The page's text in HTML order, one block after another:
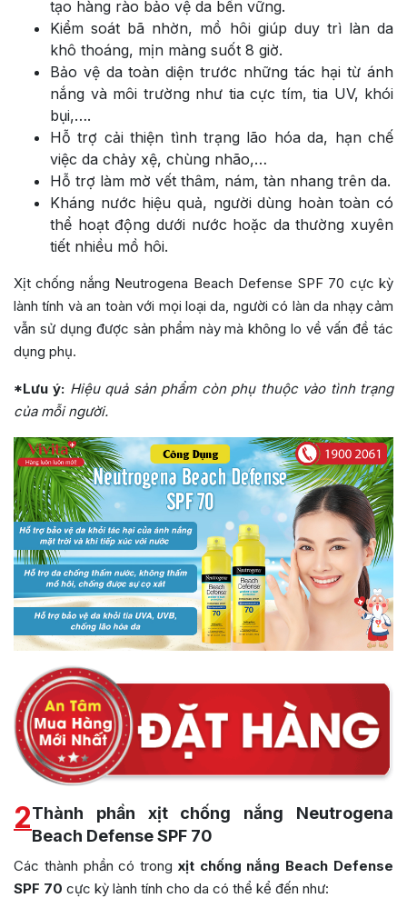
tạo hàng rào bảo vệ da bền vững.
Kiểm soát bã nhờn, mồ hôi giúp duy trì làn da
khô thoáng, mịn màng suốt 8 giờ.
Bảo vệ da toàn diện trước những tác hại từ ánh
nắng và môi trường như tia cực tím, tia UV, khói
bụi,….
Hỗ trợ cải thiện tình trạng lão hóa da, hạn chế
việc da chảy xệ, chùng nhão,…
Hỗ trợ làm mờ vết thâm, nám, tàn nhang trên da.
Kháng nước hiệu quả, người dùng hoàn toàn có
thể hoạt động dưới nước hoặc da thường xuyên
tiết nhiều mồ hôi.
Xịt chống nắng Neutrogena Beach Defense SPF 70 cực kỳ
lành tính và an toàn với mọi loại da, người có làn da nhạy cảm
vẫn sử dụng được sản phẩm này mà không lo về vấn đề tác
dụng phụ.
*Lưu ý: Hiệu quả sản phẩm còn phụ thuộc vào tình trạng
của mỗi người.
2Thành phần xịt chống nắng Neutrogena
Beach Defense SPF 70
Các thành phần có trong xịt chống nắng Beach Defense
SPF 70 cực kỳ lành tính cho da có thể kể đến như: